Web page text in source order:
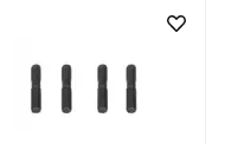
· Ø aussen: 40 mm · Ø innen: